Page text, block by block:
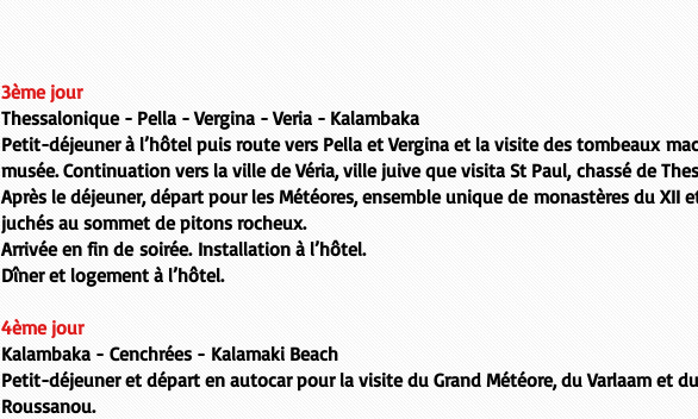
3ème jour
Thessalonique - Pella - Vergina - Veria - Kalambaka
Petit-déjeuner à l’hôtel puis route vers Pella etVergina et la visite des tombeaux
musée. Continuation vers la ville deVéria, ville juive que visita St Paul, chassé de
Après le déjeuner, départ pour les Météores, ensemble unique de monastères du XII
juchés au sommet de pitons rocheux.
Arrivée en fin de soirée. Installation à l’hôtel.
Dîner et logement à l’hôtel.
4ème jour
Kalambaka - Cenchrées - Kalamaki Beach
Petit-déjeuner et départ en autocar pour la visite du Grand Météore, duVarlaam et
Roussanou.